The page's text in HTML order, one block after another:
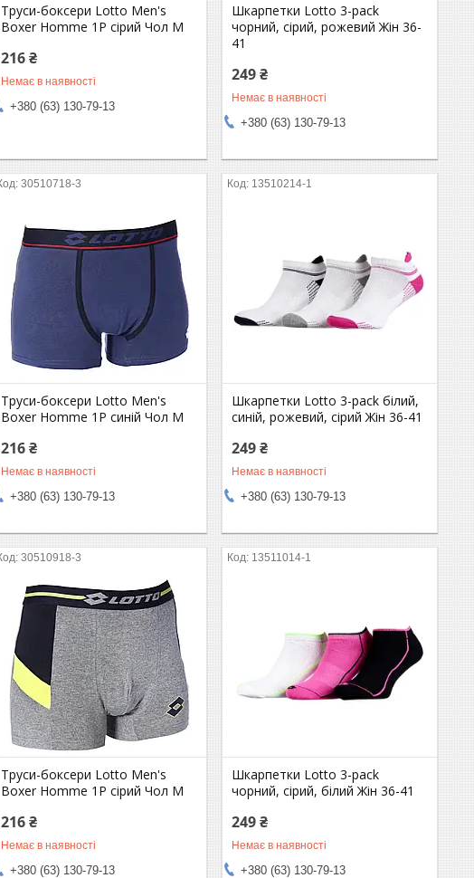
Труси-боксери Lotto Men's
Boxer Homme 1P сірий Чол M
216 ₴
Немає в наявності
+380 (63) 130-79-13
Шкарпетки Lotto 3-pack
чорний, сірий, рожевий Жін 36-
41
249 ₴
Немає в наявності
+380 (63) 130-79-13
30510718-3
Труси-боксери Lotto Men's
Boxer Homme 1P синій Чол M
216 ₴
Немає в наявності
+380 (63) 130-79-13
13510214-1
Шкарпетки Lotto 3-pack білий,
синій, рожевий, сірий Жін 36-41
249 ₴
Немає в наявності
+380 (63) 130-79-13
30510918-3
Труси-боксери Lotto Men's
Boxer Homme 1P сірий Чол M
216 ₴
Немає в наявності
+380 (63) 130-79-13
13511014-1
Шкарпетки Lotto 3-pack
чорний, сірий, білий Жін 36-41
249 ₴
Немає в наявності
+380 (63) 130-79-13